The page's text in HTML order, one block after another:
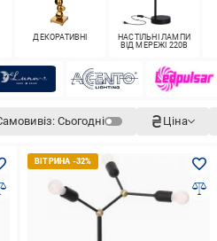
ДЕКОРАТИВНІ
НАСТІЛЬНІ ЛАМПИ
ВІД МЕРЕЖІ 220В
Сьогодні Ціна